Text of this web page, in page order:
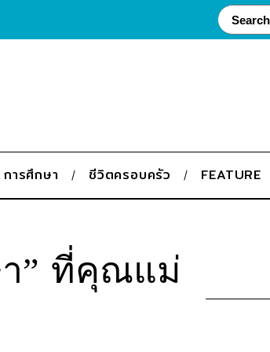
การศึกษา ชีวิตครอบครัว FEATURE
า” ที่คุณแม่